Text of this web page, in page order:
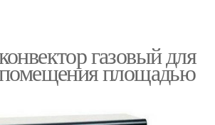
газовый для
площадью